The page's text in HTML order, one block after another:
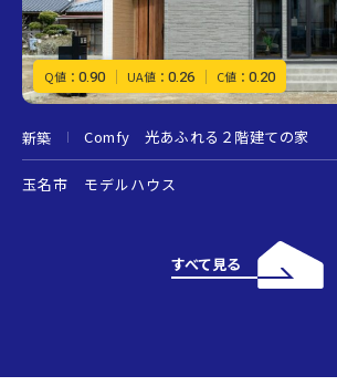
Q値： 0.90 UA値： 0.26 C値： 0.20
新築 Comfy 光あふれる２階建ての家
玉名市 モデルハウス
すべて見る